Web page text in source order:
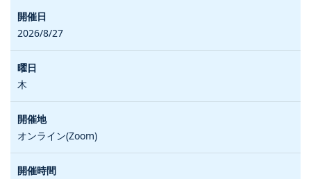
2026/8/27
木
オンライン(Zoom)